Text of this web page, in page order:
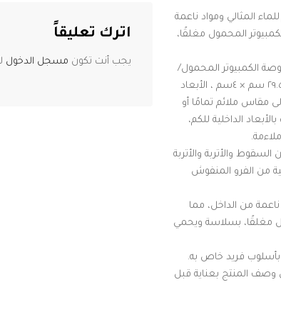
للماء المثالي ومواد ناعمة
المحمول مغلقًا،
والنموذج المطبق: مقاس 15 /15.6 بوصة هو نموذج عالمي لمعظم 15.6 بوصة الكمبيوتر المحمول/
الكمبيوتر اللوحي/دفتر كروم بوك، الأبعاد الخارجية (طول × عرض × ارتفاع): ٤٠.٥ سم× ٢٩.٥ سم × ٤سم ، الأبعاد
كنت بحاجة خصيصًا إلى مقاس ملائم تمامًا أو
الداخلية للكم،
والأتربة والأتربة
من الفرو المنفوش
من الداخل، مما
مغلقًا، بسلاسة ويحمي
فريد خاص به.
وصف المنتج بعناية قبل
اترك تعليقاً
يجب أنت تكون مسجل الدخول